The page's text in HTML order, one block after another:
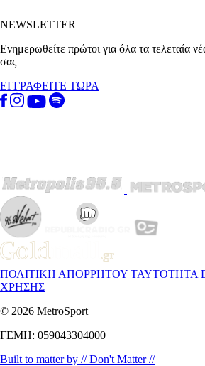
NEWSLETTER
Ενημερωθείτε πρώτοι για όλα τα τελεταία
σας
ΕΓΓΡΑΦΕΙΤΕ ΤΩΡΑ
ΠΟΛΙΤΙΚΗ ΑΠΟΡΡΗΤΟΥ ΤΑΥΤΟΤΗΤΑ
ΧΡΗΣΗΣ
© 2026 MetroSport
ΓΕΜΗ: 059043304000
Built to matter by // Don't Matter //